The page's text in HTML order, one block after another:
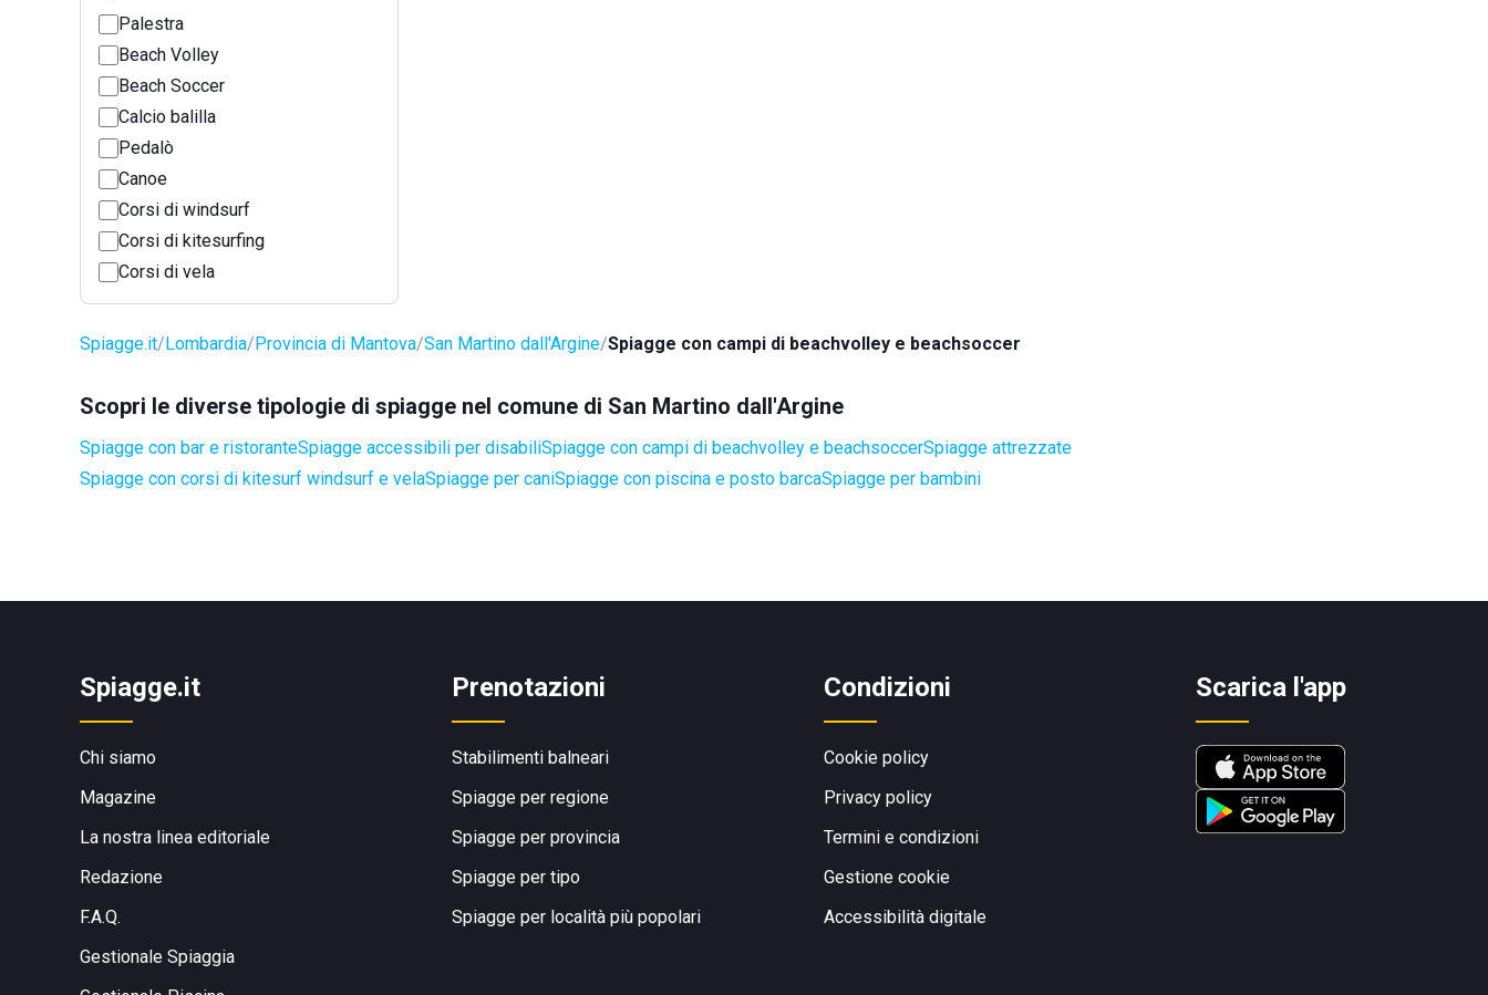
Palestra
Beach Volley
Beach Soccer
Calcio balilla
Pedalò
Canoe
Corsi di windsurf
Corsi di kitesurfing
Corsi di vela
Spiagge.it Lombardia Provincia di Mantova San Martino dall'Argine Spiagge con campi di beachvolley e beachsoccer
Scopri le diverse tipologie di spiagge nel comune di San Martino dall'Argine
Spiagge con bar e ristoranteSpiagge accessibili per disabiliSpiagge con campi di beachvolley e beachsoccerSpiagge attrezzate
Spiagge con corsi di kitesurf windsurf e velaSpiagge per caniSpiagge con piscina e posto barcaSpiagge per bambini
Spiagge.it
Chi siamo
Magazine
La nostra linea editoriale
Redazione
F.A.Q.
Gestionale Spiaggia
Prenotazioni
Stabilimenti balneari
Spiagge per regione
Spiagge per provincia
Spiagge per tipo
Spiagge per località più popolari
Condizioni
Cookie policy
Privacy policy
Termini e condizioni
Gestione cookie
Accessibilità digitale
Scarica l'app